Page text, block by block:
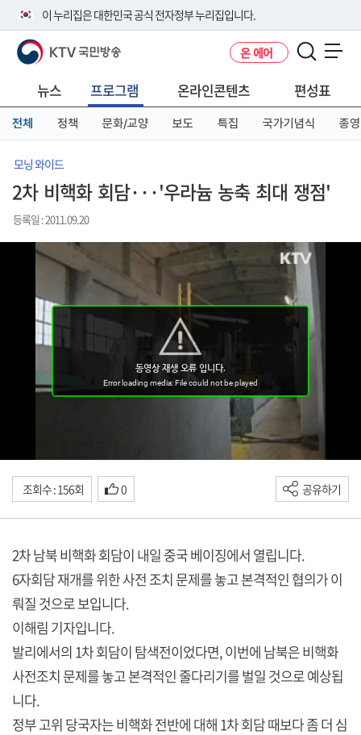
이 누리집은 대한민국 공식 전자정부 누리집입니다.
공식 누리집 주소 확인하기
니다.
이밖에 or.kr 또는 .kr등 다른 도메인 주소를 사용하고 있다면 아래 URL에
서 도메인 주소를 확인해 보세요
KTV 국민방송 온 에어
뉴스 프로그램 온라인콘텐츠 편성표
전체 정책 문화/교양 보도 특집 국가기념식 종영
모닝 와이드
2차 비핵화 회담···'우라늄 농축 최대 쟁점'
등록일 : 2011.09.20
조회수 : 156회 0 공유하기
2차 남북 비핵화 회담이 내일 중국 베이징에서 열립니다.
6자회담 재개를 위한 사전 조치 문제를 놓고 본격적인 협의가 이
뤄질 것으로 보입니다.
이해림 기자입니다.
발리에서의 1차 회담이 탐색전이었다면, 이번에 남북은 비핵화
사전조치 문제를 놓고 본격적인 줄다리기를 벌일 것으로 예상됩
니다.
정부 고위 당국자는 비핵화 전반에 대해 1차 회담 때보다 좀 더 심